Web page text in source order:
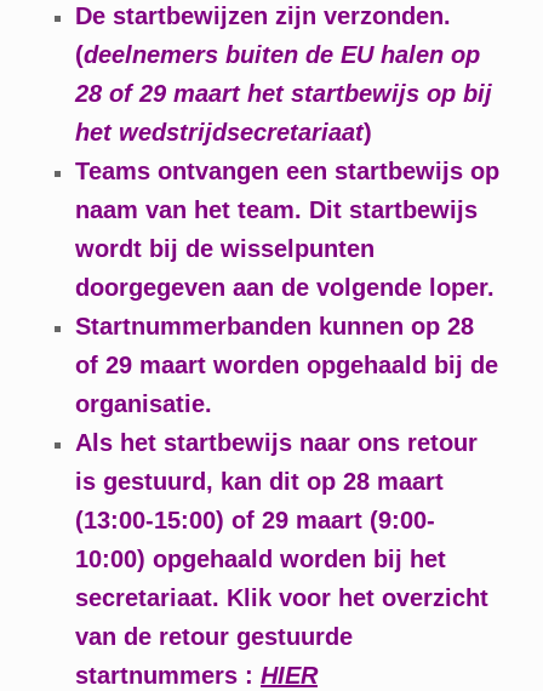
De startbewijzen zijn verzonden.
(deelnemers buiten de EU halen op
28 of 29 maart het startbewijs op bij
het wedstrijdsecretariaat)
Teams ontvangen een startbewijs op
naam van het team. Dit startbewijs
wordt bij de wisselpunten
doorgegeven aan de volgende loper.
Startnummerbanden kunnen op 28
of 29 maart worden opgehaald bij de
organisatie.
Als het startbewijs naar ons retour
is gestuurd, kan dit op 28 maart
(13:00-15:00) of 29 maart (9:00-
10:00) opgehaald worden bij het
secretariaat. Klik voor het overzicht
van de retour gestuurde
startnummers : HIER